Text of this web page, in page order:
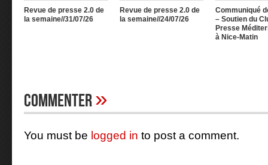
Revue de presse 2.0 de
la semaine//31/07/26
Revue de presse 2.0 de
la semaine//24/07/26
Communiqué
– Soutien du
Presse
à Nice-Matin
Commenter»
You must be logged in to post a comment.